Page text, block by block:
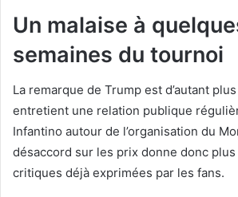
Un malaise à
semaines du tournoi
La remarque de Trump est d’autant
entretient une relation publique
Infantino autour de l’organisation du
désaccord sur les prix donne donc
critiques déjà exprimées par les fans.